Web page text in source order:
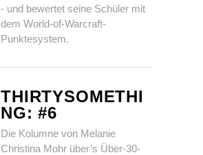
- und bewertet seine Schüler mit
dem World-of-Warcraft-
Punktesystem.
THIRTYSOMETHI
NG: #6
Die Kolumne von Melanie
Christina Mohr über’s Über-30-